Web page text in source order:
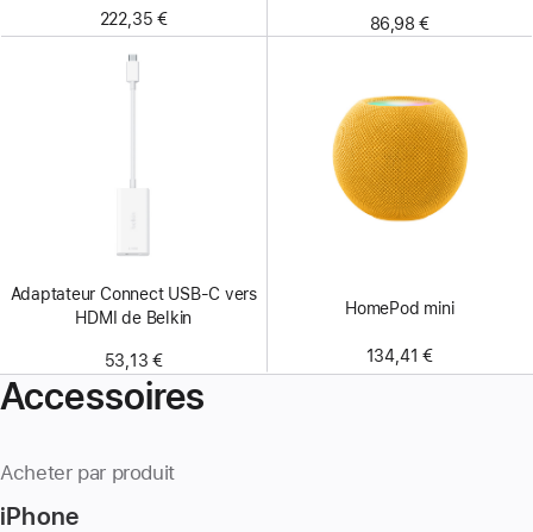
222,35 € 86,98 €
Adaptateur Connect USB-C vers
HDMI de Belkin
53,13 €
HomePod mini
134,41 €
Accessoires
Acheter par produit
iPhone